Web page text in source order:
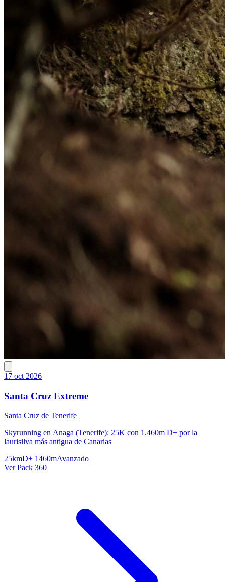
17 oct 2026
Santa Cruz Extreme
Santa Cruz de Tenerife
Skyrunning en Anaga (Tenerife): 25K con 1.460m D+ por la
laurisilva más antigua de Canarias
25kmD+ 1460mAvanzado
Ver Pack 360